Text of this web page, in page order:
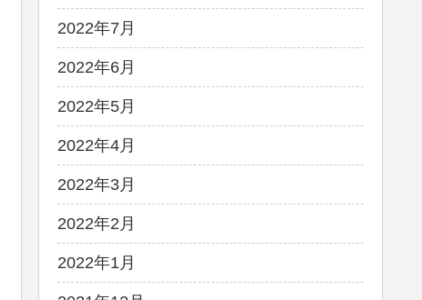
2022年7月
2022年6月
2022年5月
2022年4月
2022年3月
2022年2月
2022年1月